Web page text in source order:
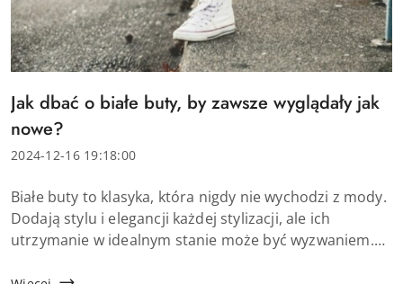
Tytuł
artykułu:
Jak dbać o białe buty, by zawsze wyglądały jak
nowe?
Data
2024-12-16 19:18:00
Treść
artykułu:
Białe buty to klasyka, która nigdy nie wychodzi z mody.
Dodają stylu i elegancji każdej stylizacji, ale ich
utrzymanie w idealnym stanie może być wyzwaniem.